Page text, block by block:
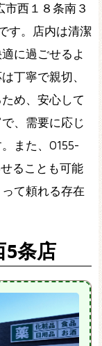
西１８条南３
す。店内は清潔
に過ごせるよ
丁寧で親切、
め、安心して
、需要に応じ
また、0155-
ることも可能
て頼れる存在
5条店